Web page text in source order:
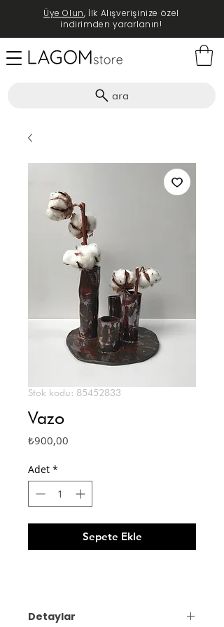
ara
Üye Olun, İlk Alışverişinize özel
indirimden yararlanın!
Stok kodu: 85452833
Vazo
₺900,00
Adet *
Sepete Ekle
Detaylar